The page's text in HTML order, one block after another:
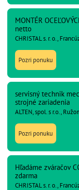
MONTÉR
netto
CHRISTAL s. r. o.,
Pozri ponuku
servisný technik
strojné zariadenia
ALTEN, spol. s r.o.,
Pozri ponuku
Hľadáme zváračov
zdarma
CHRISTAL s. r. o.,